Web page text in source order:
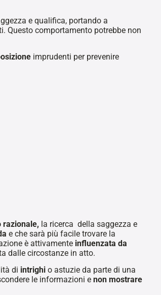
e qualifica, portando a
Questo comportamento potrebbe non
imprudenti per prevenire
razionale, la ricerca della saggezza e
e che sarà più facile trovare la
è attivamente influenzata da
dalle circostanze in atto.
di intrighio astuzie da parte di una
le informazioni e non mostrare